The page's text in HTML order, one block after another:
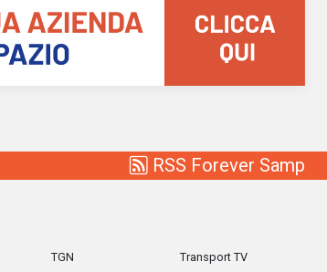
RSS Forever Samp
TGN
Transport TV